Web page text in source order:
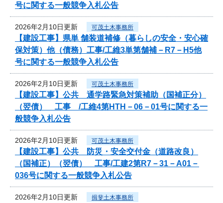
号に関する一般競争入札公告
2026年2月10日更新 可茂土木事務所
【建設工事】県単 舗装道補修（暮らしの安全・安心確
保対策）他（債務）工事/工維3単第舗補－R7－H5他
号に関する一般競争入札公告
2026年2月10日更新 可茂土木事務所
【建設工事】公共 通学路緊急対策補助（国補正分）
（翌債） 工事 /工維4第HTH－06－01号に関する一
般競争入札公告
2026年2月10日更新 可茂土木事務所
【建設工事】公共 防災・安全交付金（道路改良）
（国補正）（翌債） 工事/工建2第R7－31－A01－
036号に関する一般競争入札公告
2026年2月10日更新 揖斐土木事務所